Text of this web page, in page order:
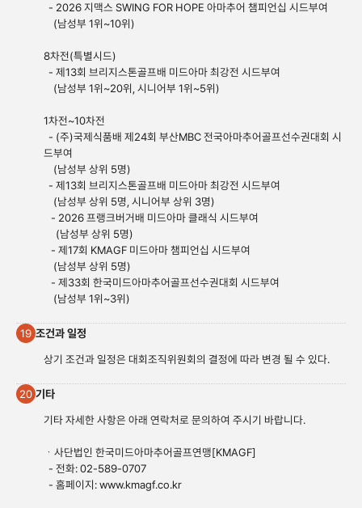
- 2026 지맥스 SWING FOR HOPE 아마추어 챔피언십 시드부여
(남성부 1위~10위)
8차전(특별시드)
- 제13회 브리지스톤골프배 미드아마 최강전 시드부여
(남성부 1위~20위, 시니어부 1위~5위)
1차전~10차전
- (주)국제식품배 제24회 부산MBC 전국아마추어골프선수권대회 시
드부여
(남성부 상위 5명)
- 제13회 브리지스톤골프배 미드아마 최강전 시드부여
(남성부 상위 5명, 시니어부 상위 3명)
- 2026 프랭크버거배 미드아마 클래식 시드부여
(남성부 상위 5명)
- 제17회 KMAGF 미드아마 챔피언십 시드부여
(남성부 상위 5명)
- 제33회 한국미드아마추어골프선수권대회 시드부여
(남성부 1위~3위)
19 조건과 일정
상기 조건과 일정은 대회조직위원회의 결정에 따라 변경 될 수 있다.
20 기타
기타 자세한 사항은 아래 연락처로 문의하여 주시기 바랍니다.
ㆍ사단법인 한국미드아마추어골프연맹[KMAGF]
- 전화: 02-589-0707
- 홈페이지:www.kmagf.co.kr